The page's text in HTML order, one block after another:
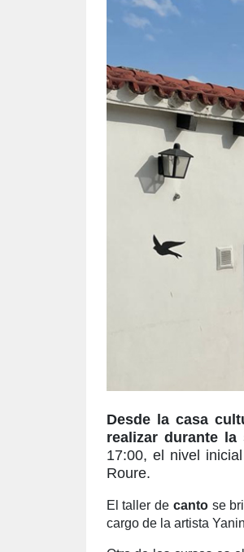
Desde la casa
realizar durante la
17:00, el nivel
Roure.
El taller de cantose
cargo de la artista